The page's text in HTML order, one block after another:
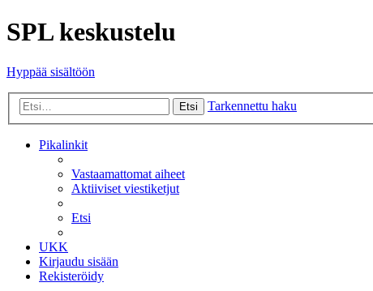
SPL keskustelu
Hyppää sisältöön
Etsi Tarkennettu haku
Pikalinkit
Vastaamattomat aiheet
Aktiiviset viestiketjut
Etsi
UKK
Kirjaudu sisään
Rekisteröidy